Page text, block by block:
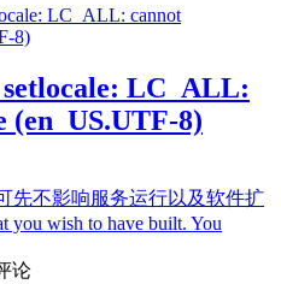
LC_ALL:
(en_US.UTF-8)
先不影响服务运行以及软件扩
you wish to have built. You
论